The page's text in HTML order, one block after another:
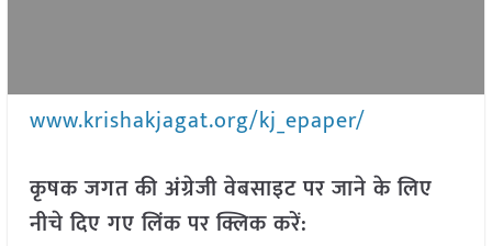
www.krishakjagat.org/kj_epaper/
कृषक जगत की अंग्रेजी वेबसाइट पर जाने के लिए
नीचे दिए गए लिंक पर क्लिक करें: